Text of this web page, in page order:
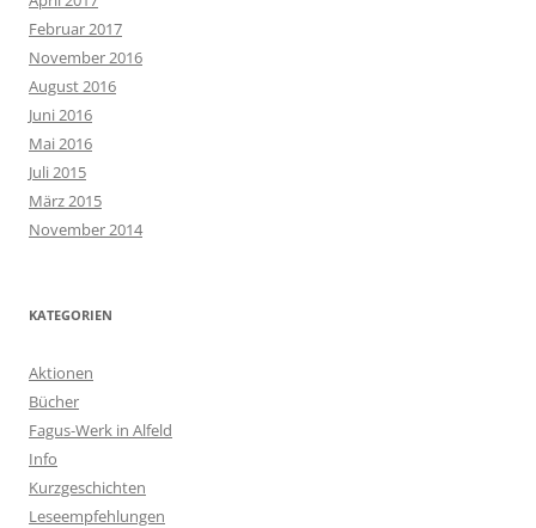
Februar 2017
November 2016
August 2016
Juni 2016
Mai 2016
Juli 2015
März 2015
November 2014
KATEGORIEN
Aktionen
Bücher
Fagus-Werk in Alfeld
Info
Kurzgeschichten
Leseempfehlungen